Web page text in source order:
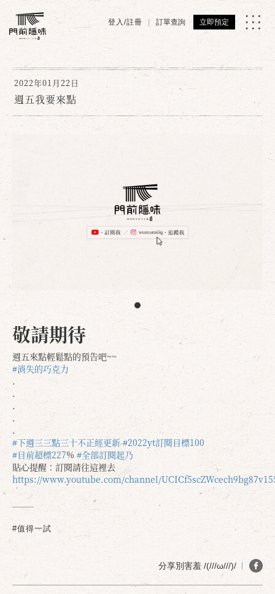
登入/註冊 訂單查詢 立即預定
2022年01月22日
週五我要來點
敬請期待
週五來點輕鬆點的預告吧~~
#消失的巧克力
.
.
.
.
.
#下週三三點三十不正經更新 #2022yt訂閱目標100
#目前超標227% #全部訂閱起乃
貼心提醒：訂閱請往這裡去
https://www.youtube.com/channel/
#值得一試
分享別害羞 /(///ω///)/